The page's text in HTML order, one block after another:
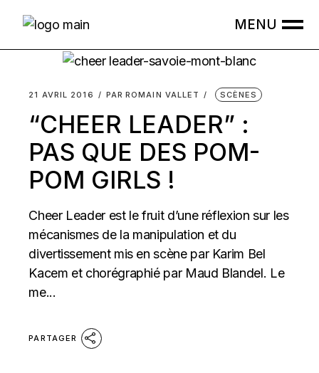
21 AVRIL 2016 PAR ROMAIN VALLET SCÈNES
“CHEER LEADER” :
PAS QUE DES POM-
POM GIRLS !
Cheer Leader est le fruit d’une réflexion sur les
mécanismes de la manipulation et du
divertissement mis en scène par Karim Bel
Kacem et chorégraphié par Maud Blandel. Le
me...
PARTAGER